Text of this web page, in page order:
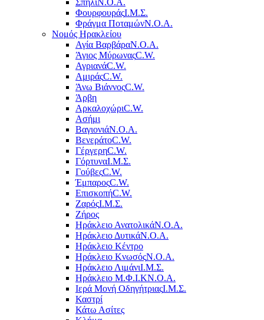
ΣπήλιΝ.Ο.Α.
ΦουρφουράςΙ.Μ.Σ.
Φράγμα ΠοταμώνΝ.Ο.Α.
Νομός Ηρακλείου
Αγία ΒαρβάραΝ.Ο.Α.
Άγιος ΜύρωναςC.W.
ΑγριανάC.W.
ΑμιράςC.W.
Άνω ΒιάννοςC.W.
Άρβη
ΑρκαλοχώριC.W.
Ασήμι
ΒαγιονιάΝ.Ο.Α.
ΒενεράτοC.W.
ΓέργερηC.W.
ΓόρτυναΙ.Μ.Σ.
ΓούβεςC.W.
ΈμπαροςC.W.
ΕπισκοπήC.W.
ΖαρόςΙ.Μ.Σ.
Ζήρος
Ηράκλειο ΑνατολικάΝ.Ο.Α.
Ηράκλειο ΔυτικάΝ.Ο.Α.
Ηράκλειο Κέντρο
Ηράκλειο ΚνωσόςΝ.Ο.Α.
Ηράκλειο ΛιμάνιΙ.Μ.Σ.
Ηράκλειο Μ.Φ.Ι.ΚΝ.Ο.Α.
Ιερά Μονή ΟδηγήτριαςΙ.Μ.Σ.
Καστρί
Κάτω Ασίτες